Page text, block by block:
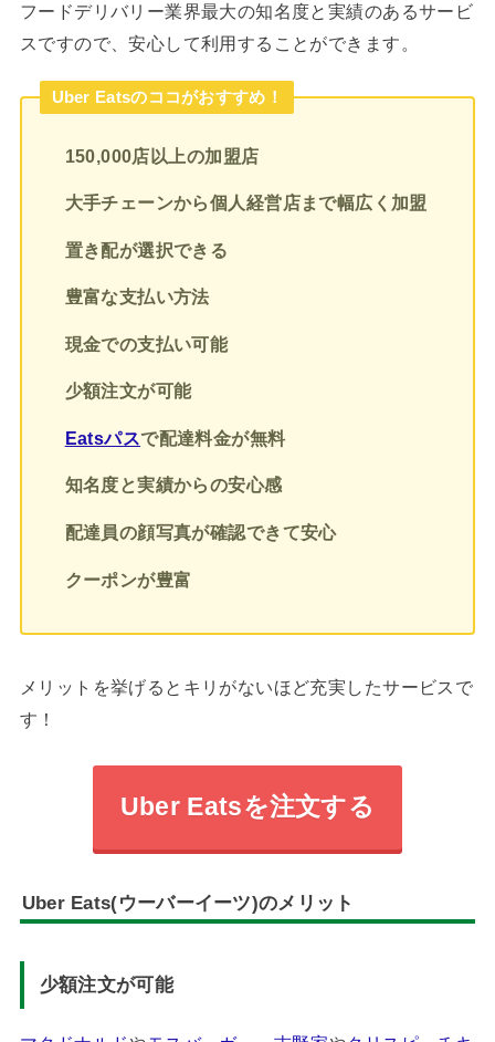
フードデリバリー業界最大の知名度と実績のあるサービ
スですので、安心して利用することができます。
Uber Eatsのココがおすすめ！
150,000店以上の加盟店
大手チェーンから個人経営店まで幅広く加盟
置き配が選択できる
豊富な支払い方法
現金での支払い可能
少額注文が可能
Eatsパスで配達料金が無料
知名度と実績からの安心感
配達員の顔写真が確認できて安心
クーポンが豊富
メリットを挙げるとキリがないほど充実したサービスで
す！
Uber Eatsを注文する
Uber Eats(ウーバーイーツ)のメリット
少額注文が可能